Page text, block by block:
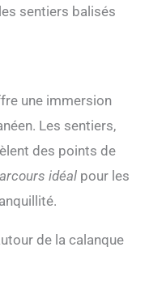
sentiers balisés
une immersion
Les sentiers,
des points de
idéal pour les
de la calanque